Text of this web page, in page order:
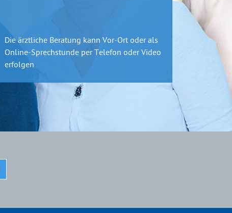
Die ärztliche Beratung kann Vor-Ort oder als
Online-Sprechstunde per Telefon oder Video
erfolgen